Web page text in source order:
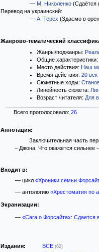
— М. Николенко (Сдаётся
Перевод на украинский:
— А. Терех (Здаємо в
Жанрово-тематический
Жанры/поджанры:
Общие характеристики:
Место действия: Наш
Время действия: 20 век
Сюжетные ходы:
Линейность сюжета:
Возраст читателя: Для
Всего проголосовало: 26
Аннотация:
Заключительная часть
– Джона. Что окажется сильнее
Входит в:
— цикл «Хроники семьи
— антологию «Хрестоматия по
Экранизации:
— «Сага о Форсайтах: Сдается
Издания: ВСЕ (62)